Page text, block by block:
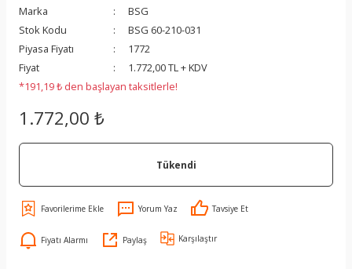
Marka
BSG
Stok Kodu
BSG 60-210-031
Piyasa Fiyatı
1772
Fiyat
1.772,00 TL + KDV
*191,19 ₺ den başlayan taksitlerle!
1.772,00 ₺
Tükendi
Yorum Yaz Tavsiye Et
Fiyatı Alarmı Paylaş Karşılaştır